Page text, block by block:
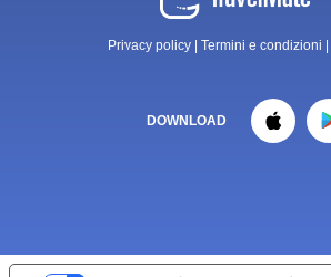
Privacy policy| Termini e condizioni
DOWNLOAD